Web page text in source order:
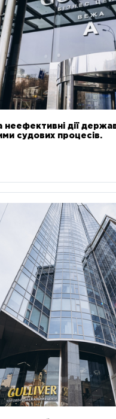
неефективні дії
судових процесів.